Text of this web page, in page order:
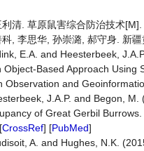
清. 草原鼠害综合防治技术
, 李思华, 孙崇潞, 郝守身. 新
E.A. and Heesterbeek,
Object-Based Approach
Observation and
J.A.P. and Begon,
of Great Gerbil
CrossRef] [PubMed]
A. and Hughes, N.K.